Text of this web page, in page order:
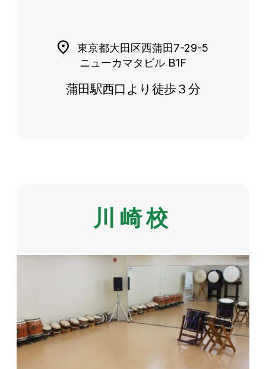
東京都大田区西蒲田7-29-5
ニューカマタビル B1F
蒲田駅西口より徒歩３分
川崎校